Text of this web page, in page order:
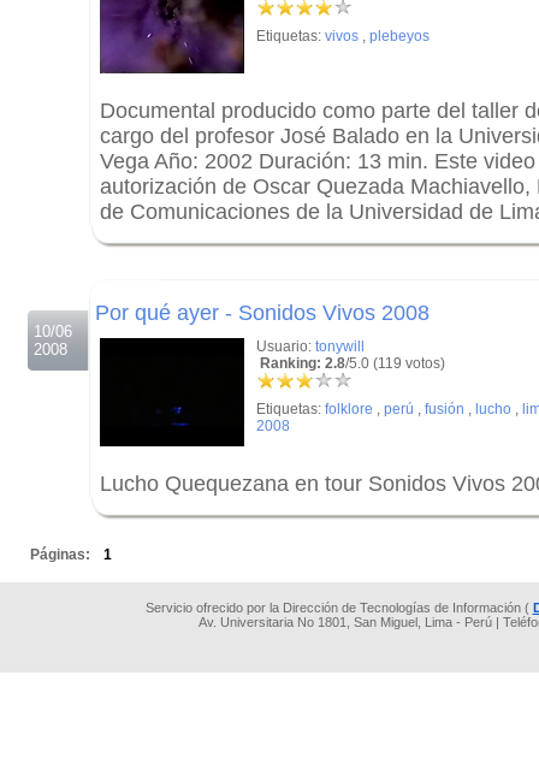
Etiquetas: vivos , plebeyos
Documental producido como parte del taller
cargo del profesor José Balado en la
Vega Año: 2002 Duración: 13 min. Este
autorización de Oscar Quezada
de Comunicaciones de la Universidad de
10/06
2008
Por qué ayer - Sonidos Vivos 2008
Usuario: tonywill
Ranking: 2.8/5.0 (119 votos)
Etiquetas: folklore , perú , fusión , lucho ,
2008
Lucho Quequezana en tour Sonidos Vivos
Páginas: 1
Servicio ofrecido por la Dirección de Tecnologías de Información (
Av. Universitaria No 1801, San Miguel, Lima - Perú |